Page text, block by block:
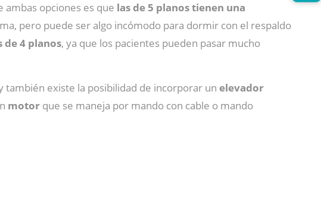
ambas opciones es que las de 5 planos tienen una
pero puede ser algo incómodo para dormir con el respaldo
de 4 planos, ya que los pacientes pueden pasar mucho
también existe la posibilidad de incorporar un elevador
motor que se maneja por mando con cable o mando